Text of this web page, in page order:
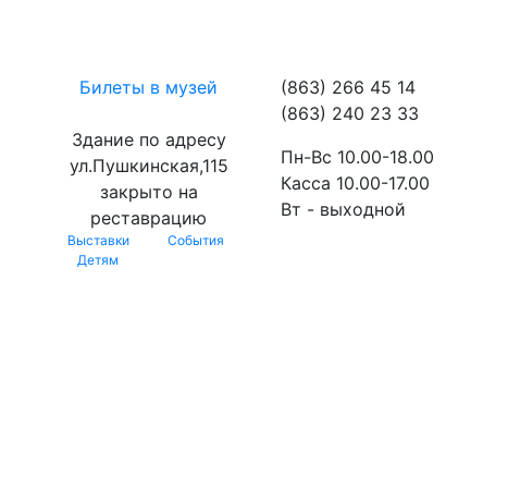
Билеты в музей
Здание по адресу
ул.Пушкинская,115
закрыто на
реставрацию
Выставки
События
Детям
(863) 266 45 14
(863) 240 23 33
Пн-Вс 10.00-18.00
Касса 10.00-17.00
Вт - выходной